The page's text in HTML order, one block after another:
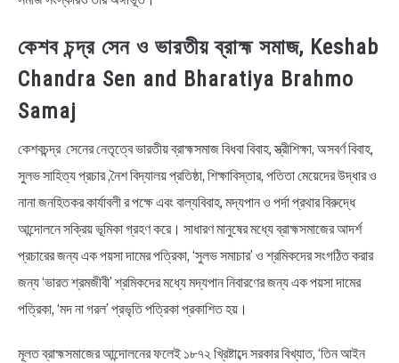
কেশব চন্দ্র সেন ও ভারতীয় ব্রাহ্ম সমাজ, Keshab
Chandra Sen and Bharatiya Brahmo
Samaj
কেশবচন্দ্র সেনের নেতৃত্বে ভারতীয় ব্রাহ্মসমাজ বিধবা বিবাহ, স্ত্রীশিক্ষা, অসবর্ণ বিবাহ,
সুলভ সাহিত্য প্রচার ,নৈশ বিদ্যালয় প্রতিষ্ঠা, শিক্ষাবিস্তার, পতিতা মেয়েদের উদ্ধার ও
নানা জনহিতকর কার্যাবলী র পক্ষে এবং বাল্যবিবাহ, মদ্যপান ও পর্দা প্রথার বিরুদ্ধে
আন্দোলনে সক্রিয় ভূমিকা গ্রহণ করে। সাধারণ মানুষের মধ্যে ব্রাহ্মসমাজের আদর্শ
প্রচারের জন্য এক পয়সা দামের পত্রিকা, ‘সুলভ সমাচার’ ও শ্রমিকদের সংগঠিত করার
জন্য ‘ভারত শ্রমজীবী’ শ্রমিকদের মধ্যে মদ্যপান নিবারণের জন্য এক পয়সা দামের
পত্রিকা, ‘মদ না গরল’ প্রভৃতি পত্রিকা প্রকাশিত হয়।
মূলত ব্রাহ্মসমাজের আন্দোলনের ফলেই ১৮৭২ খ্রিষ্টাব্দে সরকার বিখ্যাত, ‘তিন আইন